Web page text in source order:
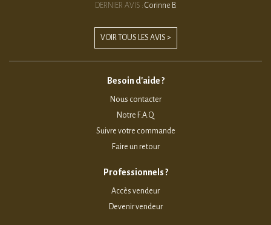
DERNIER AVIS : Corinne B.
VOIR TOUS LES AVIS >
Besoin d'aide ?
Nous contacter
Notre F.A.Q
Suivre votre commande
Faire un retour
Professionnels ?
Accès vendeur
Devenir vendeur